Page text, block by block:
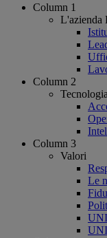
Column 1
L'azienda
Column 2
Tecnologia
Column 3
Valori
Le